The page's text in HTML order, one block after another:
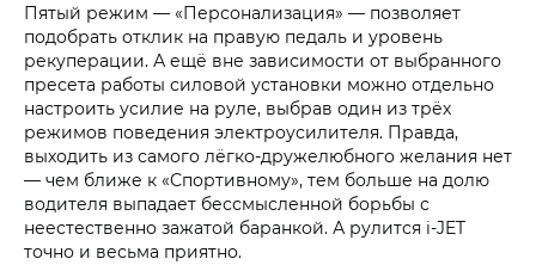
Пятый режим — «Персонализация» — позволяет
подобрать отклик на правую педаль и уровень
рекуперации. А ещё вне зависимости от выбранного
пресета работы силовой установки можно отдельно
настроить усилие на руле, выбрав один из трёх
режимов поведения электроусилителя. Правда,
выходить из самого лёгко-дружелюбного желания нет
— чем ближе к «Спортивному», тем больше на долю
водителя выпадает бессмысленной борьбы с
неестественно зажатой баранкой. А рулится i‑JET
точно и весьма приятно.